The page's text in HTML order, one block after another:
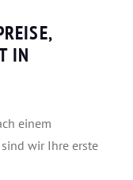
IN
einem
wir Ihre erste